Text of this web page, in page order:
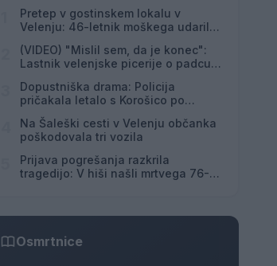
Pretep v gostinskem lokalu v
Velenju: 46-letnik moškega udaril s
(VIDEO) "Mislil sem, da je konec":
Lastnik velenjske picerije o padcu s
Dopustniška drama: Policija
pričakala letalo s Korošico po
Na Šaleški cesti v Velenju občanka
poškodovala tri vozila
Prijava pogrešanja razkrila
tragedijo: V hiši našli mrtvega 76-
Osmrtnice